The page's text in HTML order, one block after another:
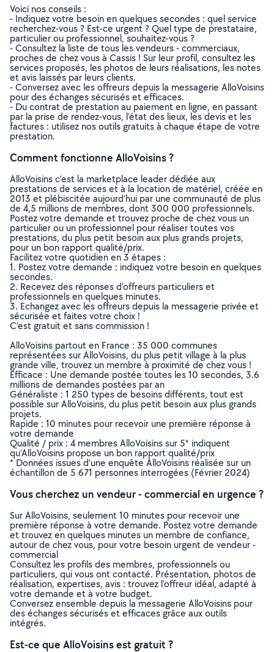
Voici nos conseils :
- Indiquez votre besoin en quelques secondes : quel service
recherchez-vous ? Est-ce urgent ? Quel type de prestataire,
particulier ou professionnel, souhaitez-vous ?
- Consultez la liste de tous les vendeurs - commerciaux,
proches de chez vous à Cassis ! Sur leur profil, consultez les
services proposés, les photos de leurs réalisations, les notes
et avis laissés par leurs clients.
- Conversez avec les offreurs depuis la messagerie AlloVoisins
pour des échanges sécurisés et efficaces.
- Du contrat de prestation au paiement en ligne, en passant
par la prise de rendez-vous, l’état des lieux, les devis et les
factures : utilisez nos outils gratuits à chaque étape de votre
prestation.
Comment fonctionne AlloVoisins ?
AlloVoisins c’est la marketplace leader dédiée aux
prestations de services et à la location de matériel, créée en
2013 et plébiscitée aujourd’hui par une communauté de plus
de 4,5 millions de membres, dont 300 000 professionnels.
Postez votre demande et trouvez proche de chez vous un
particulier ou un professionnel pour réaliser toutes vos
prestations, du plus petit besoin aux plus grands projets,
pour un bon rapport qualité/prix.
Facilitez votre quotidien en 3 étapes :
1. Postez votre demande : indiquez votre besoin en quelques
secondes.
2. Recevez des réponses d’offreurs particuliers et
professionnels en quelques minutes.
3. Echangez avec les offreurs depuis la messagerie privée et
sécurisée et faites votre choix !
C’est gratuit et sans commission !
AlloVoisins partout en France : 35 000 communes
représentées sur AlloVoisins, du plus petit village à la plus
grande ville, trouvez un membre à proximité de chez vous !
Efficace : Une demande postée toutes les 10 secondes, 3.6
millions de demandes postées par an
Généraliste : 1 250 types de besoins différents, tout est
possible sur AlloVoisins, du plus petit besoin aux plus grands
projets.
Rapide : 10 minutes pour recevoir une première réponse à
votre demande
Qualité / prix : 4 membres AlloVoisins sur 5* indiquent
qu’AlloVoisins propose un bon rapport qualité/prix
* Données issues d’une enquête AlloVoisins réalisée sur un
échantillon de 5 671 personnes interrogées (Février 2024)
Vous cherchez un vendeur - commercial en urgence ?
Sur AlloVoisins, seulement 10 minutes pour recevoir une
première réponse à votre demande. Postez votre demande
et trouvez en quelques minutes un membre de confiance,
autour de chez vous, pour votre besoin urgent de vendeur -
commercial
Consultez les profils des membres, professionnels ou
particuliers, qui vous ont contacté. Présentation, photos de
réalisation, expertises, avis : trouvez l'offreur idéal, adapté à
votre demande et à votre budget.
Conversez ensemble depuis la messagerie AlloVoisins pour
des échanges sécurisés et efficaces grâce aux outils
intégrés.
Est-ce que AlloVoisins est gratuit ?